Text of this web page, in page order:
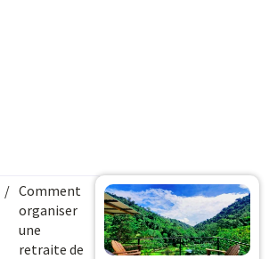
/ Comment
organiser
une
retraite de